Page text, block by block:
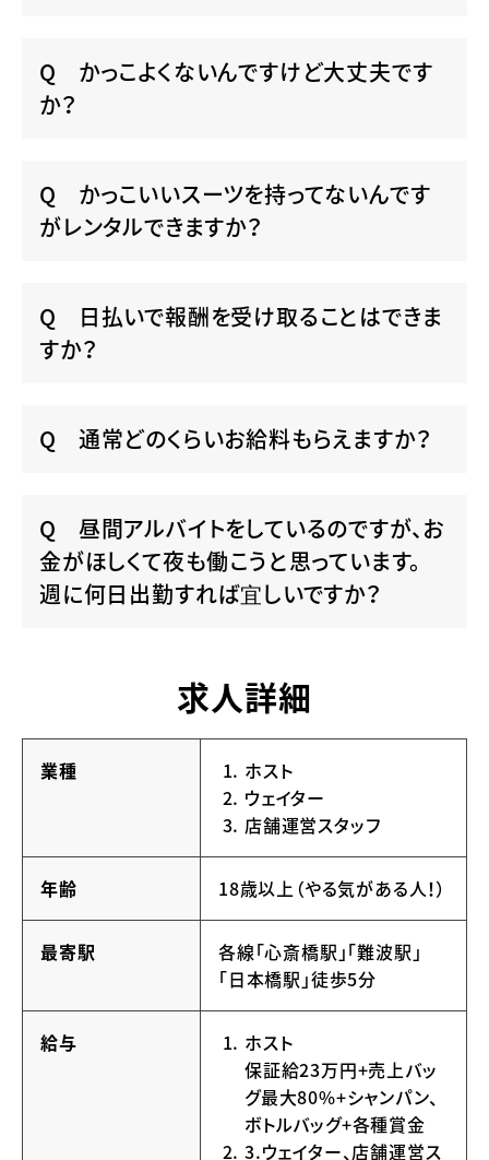
かっこよくないんですけど大丈夫です
か？
かっこいいスーツを持ってないんです
がレンタルできますか？
日払いで報酬を受け取ることはできま
すか？
通常どのくらいお給料もらえますか？
昼間アルバイトをしているのですが、お
金がほしくて夜も働こうと思っています。
週に何日出勤すれば宜しいですか？
求人詳細
業種
ホスト
ウェイター
店舗運営スタッフ
年齢 18歳以上（やる気がある人！）
最寄駅
各線「心斎橋駅」「難波駅」
「日本橋駅」徒歩5分
給与
ホスト
保証給23万円+売上バッ
グ最大80%+シャンパン、
ボトルバッグ+各種賞金
3.ウェイター、店舗運営ス